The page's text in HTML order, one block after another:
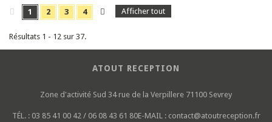
Afficher tout
1 2 3 4
Résultats 1 - 12 sur 37.
ATOUT RECEPTION
Zone d'activité Sud 34 rue de la Verpillere 71100 Sevrey
TÉL. : 03 85 41 00 42 / 06 08 43 61 80E-MAIL : contact@atoutreception.fr